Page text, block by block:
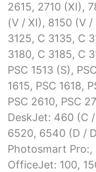
2615, 2710 (XI),
(V / XI), 8150 (V /
3125, C 3135, C
3180, C 3185, C
PSC 1513 (S),
1615, PSC 1618,
PSC 2610, PSC
DeskJet: 460 (C
6520, 6540 (D /
Photosmart Pro:,
OfficeJet: 100,